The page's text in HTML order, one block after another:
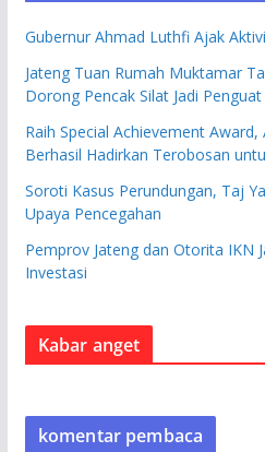
Gubernur Ahmad Luthfi Ajak
Jateng Tuan Rumah Muktamar
Dorong Pencak Silat Jadi
Raih Special Achievement
Berhasil Hadirkan Terobosan
Soroti Kasus Perundungan, Taj
Upaya Pencegahan
Pemprov Jateng dan Otorita IKN
Investasi
Kabar anget
komentar pembaca